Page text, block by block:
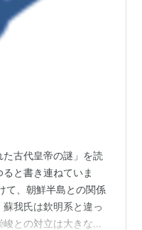
古代皇帝の謎」を読
と書き連ねていま
て、朝鮮半島との関係
我氏は欽明系と違っ
との対立は大きな転